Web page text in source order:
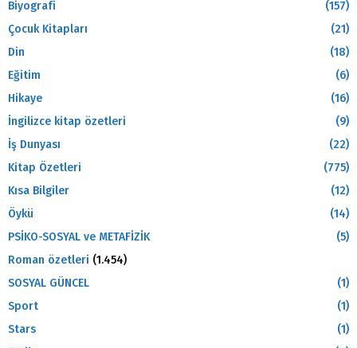
Biyografi
(157)
Çocuk Kitapları
(21)
Din
(18)
Eğitim
(6)
Hikaye
(16)
İngilizce kitap özetleri
(9)
İş Dunyası
(22)
Kitap Özetleri
(775)
Kısa Bilgiler
(12)
Öykü
(14)
PSİKO-SOSYAL ve METAFİZİK
(5)
Roman özetleri (1.454)
SOSYAL GÜNCEL
(1)
Sport
(1)
Stars
(1)